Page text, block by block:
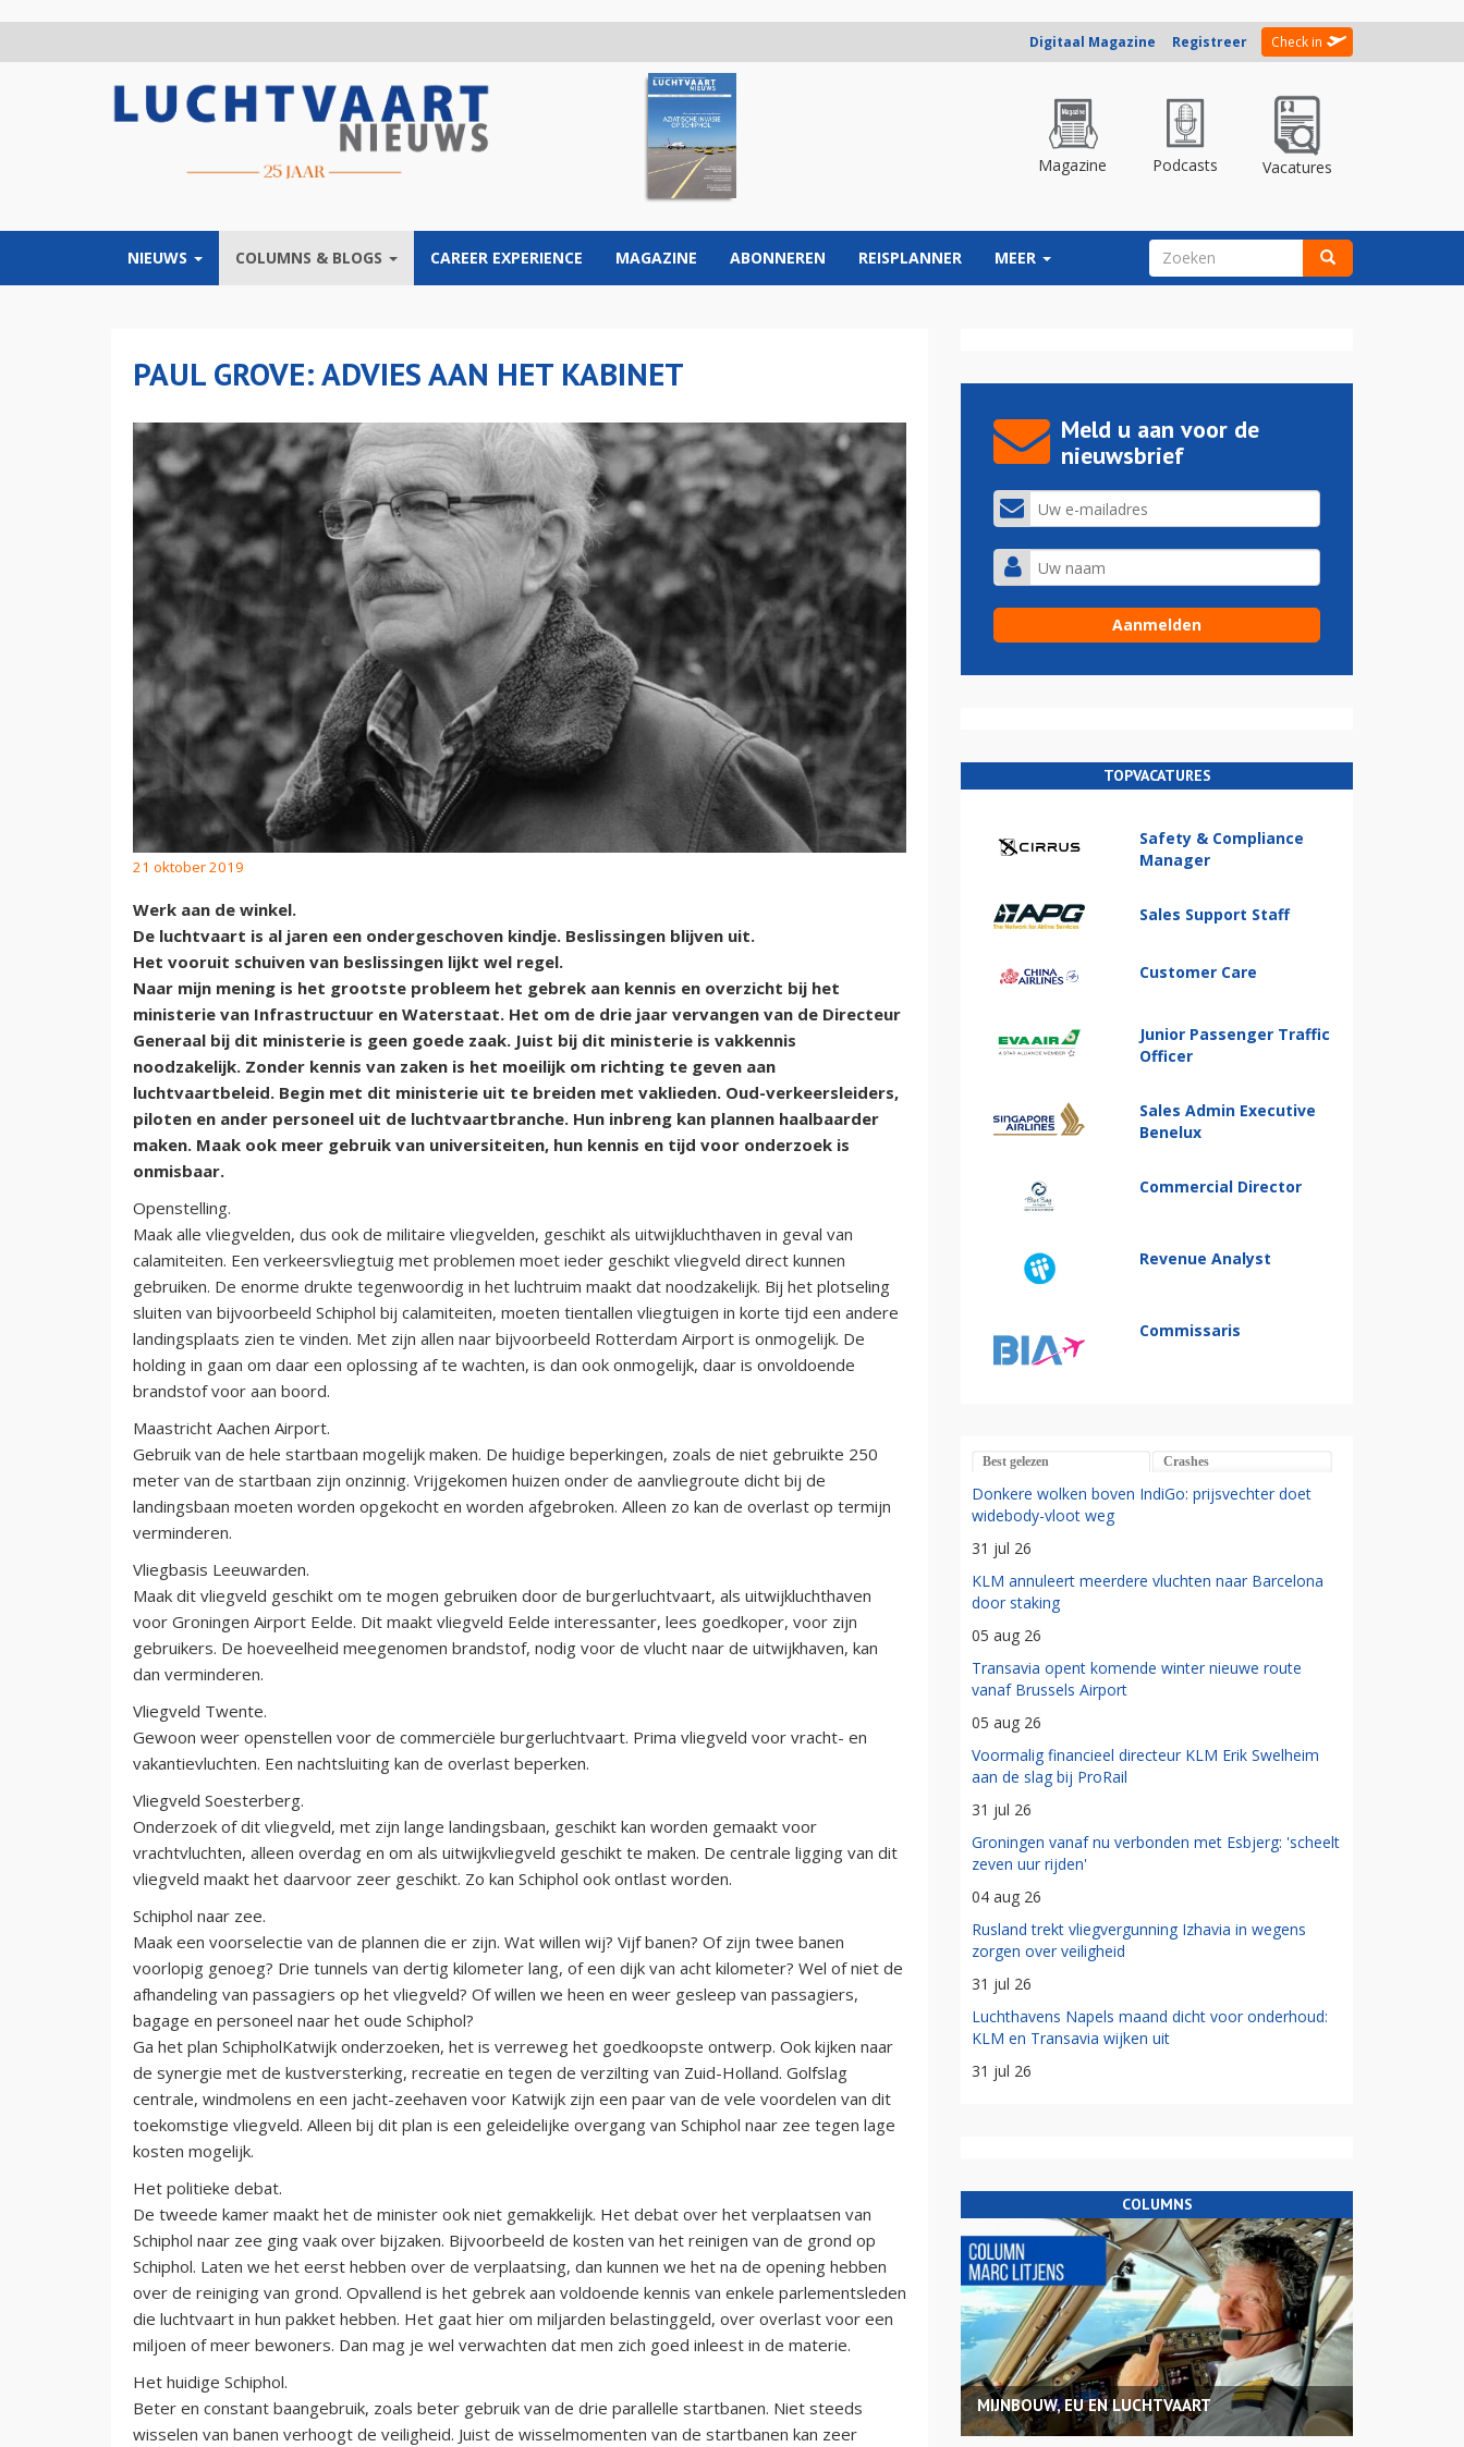
Digitaal Magazine Registreer Check in
Magazine Podcasts Vacatures
NIEUWS COLUMNS & BLOGS CAREER EXPERIENCE MAGAZINE ABONNEREN REISPLANNER MEER ZOEKVELD
PAUL GROVE: ADVIES AAN HET KABINET
21 oktober 2019
Werk aan de winkel.
De luchtvaart is al jaren een ondergeschoven kindje. Beslissingen blijven uit.
Het vooruit schuiven van beslissingen lijkt wel regel.
Naar mijn mening is het grootste probleem het gebrek aan kennis en overzicht bij het
ministerie van Infrastructuur en Waterstaat. Het om de drie jaar vervangen van de Directeur
Generaal bij dit ministerie is geen goede zaak. Juist bij dit ministerie is vakkennis
noodzakelijk. Zonder kennis van zaken is het moeilijk om richting te geven aan
luchtvaartbeleid. Begin met dit ministerie uit te breiden met vaklieden. Oud-verkeersleiders,
piloten en ander personeel uit de luchtvaartbranche. Hun inbreng kan plannen haalbaarder
maken. Maak ook meer gebruik van universiteiten, hun kennis en tijd voor onderzoek is
onmisbaar.
Openstelling.
Maak alle vliegvelden, dus ook de militaire vliegvelden, geschikt als uitwijkluchthaven in geval van
calamiteiten. Een verkeersvliegtuig met problemen moet ieder geschikt vliegveld direct kunnen
gebruiken. De enorme drukte tegenwoordig in het luchtruim maakt dat noodzakelijk. Bij het plotseling
sluiten van bijvoorbeeld Schiphol bij calamiteiten, moeten tientallen vliegtuigen in korte tijd een andere
landingsplaats zien te vinden. Met zijn allen naar bijvoorbeeld Rotterdam Airport is onmogelijk. De
holding in gaan om daar een oplossing af te wachten, is dan ook onmogelijk, daar is onvoldoende
brandstof voor aan boord.
Maastricht Aachen Airport.
Gebruik van de hele startbaan mogelijk maken. De huidige beperkingen, zoals de niet gebruikte 250
meter van de startbaan zijn onzinnig. Vrijgekomen huizen onder de aanvliegroute dicht bij de
landingsbaan moeten worden opgekocht en worden afgebroken. Alleen zo kan de overlast op termijn
verminderen.
Vliegbasis Leeuwarden.
Maak dit vliegveld geschikt om te mogen gebruiken door de burgerluchtvaart, als uitwijkluchthaven
voor Groningen Airport Eelde. Dit maakt vliegveld Eelde interessanter, lees goedkoper, voor zijn
gebruikers. De hoeveelheid meegenomen brandstof, nodig voor de vlucht naar de uitwijkhaven, kan
dan verminderen.
Vliegveld Twente.
Gewoon weer openstellen voor de commerciële burgerluchtvaart. Prima vliegveld voor vracht- en
vakantievluchten. Een nachtsluiting kan de overlast beperken.
Vliegveld Soesterberg.
Onderzoek of dit vliegveld, met zijn lange landingsbaan, geschikt kan worden gemaakt voor
vrachtvluchten, alleen overdag en om als uitwijkvliegveld geschikt te maken. De centrale ligging van dit
vliegveld maakt het daarvoor zeer geschikt. Zo kan Schiphol ook ontlast worden.
Schiphol naar zee.
Maak een voorselectie van de plannen die er zijn. Wat willen wij? Vijf banen? Of zijn twee banen
voorlopig genoeg? Drie tunnels van dertig kilometer lang, of een dijk van acht kilometer? Wel of niet de
afhandeling van passagiers op het vliegveld? Of willen we heen en weer gesleep van passagiers,
bagage en personeel naar het oude Schiphol?
Ga het plan SchipholKatwijk onderzoeken, het is verreweg het goedkoopste ontwerp. Ook kijken naar
de synergie met de kustversterking, recreatie en tegen de verzilting van Zuid-Holland. Golfslag
centrale, windmolens en een jacht-zeehaven voor Katwijk zijn een paar van de vele voordelen van dit
toekomstige vliegveld. Alleen bij dit plan is een geleidelijke overgang van Schiphol naar zee tegen lage
kosten mogelijk.
Het politieke debat.
De tweede kamer maakt het de minister ook niet gemakkelijk. Het debat over het verplaatsen van
Schiphol naar zee ging vaak over bijzaken. Bijvoorbeeld de kosten van het reinigen van de grond op
Schiphol. Laten we het eerst hebben over de verplaatsing, dan kunnen we het na de opening hebben
over de reiniging van grond. Opvallend is het gebrek aan voldoende kennis van enkele parlementsleden
die luchtvaart in hun pakket hebben. Het gaat hier om miljarden belastinggeld, over overlast voor een
miljoen of meer bewoners. Dan mag je wel verwachten dat men zich goed inleest in de materie.
Het huidige Schiphol.
Beter en constant baangebruik, zoals beter gebruik van de drie parallelle startbanen. Niet steeds
wisselen van banen verhoogt de veiligheid. Juist de wisselmomenten van de startbanen kan zeer
Meld u aan voor de
nieuwsbrief
TOPVACATURES
Safety & Compliance
Manager
Sales Support Staff
Customer Care
Junior Passenger Traffic
Officer
Sales Admin Executive
Benelux
Commercial Director
Revenue Analyst
Commissaris
Best gelezen Crashes
Donkere wolken boven IndiGo: prijsvechter doet
widebody-vloot weg
31 jul 26
KLM annuleert meerdere vluchten naar Barcelona
door staking
05 aug 26
Transavia opent komende winter nieuwe route
vanaf Brussels Airport
05 aug 26
Voormalig financieel directeur KLM Erik Swelheim
aan de slag bij ProRail
31 jul 26
Groningen vanaf nu verbonden met Esbjerg: 'scheelt
zeven uur rijden'
04 aug 26
Rusland trekt vliegvergunning Izhavia in wegens
zorgen over veiligheid
31 jul 26
Luchthavens Napels maand dicht voor onderhoud:
KLM en Transavia wijken uit
31 jul 26
COLUMNS
MIJNBOUW, EU EN LUCHTVAART